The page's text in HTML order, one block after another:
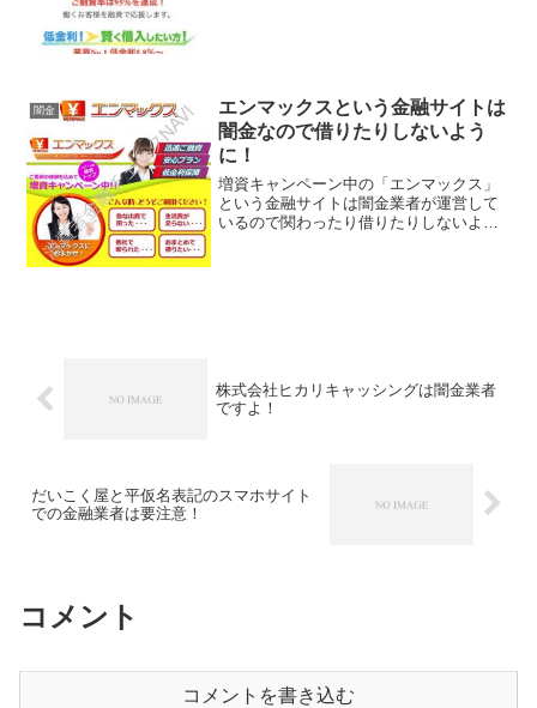
闇金
エンマックスという金融サイトは
闇金なので借りたりしないよう
に！
増資キャンペーン中の「エンマックス」
という金融サイトは闇金業者が運営して
いるので関わったり借りたりしないよう
株式会社ヒカリキャッシングは闇金業者
ですよ！
だいこく屋と平仮名表記のスマホサイト
での金融業者は要注意！
コメント
コメントを書き込む